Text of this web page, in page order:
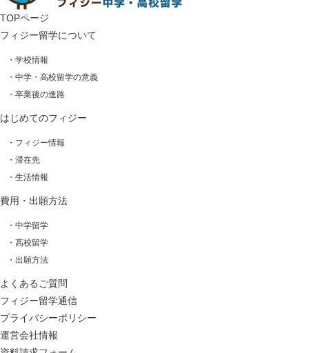
TOPページ
フィジー留学について
・学校情報
・中学・高校留学の意義
・卒業後の進路
はじめてのフィジー
・フィジー情報
・滞在先
・生活情報
費用・出願方法
・中学留学
・高校留学
・出願方法
よくあるご質問
フィジー留学通信
プライバシーポリシー
運営会社情報